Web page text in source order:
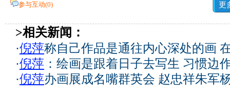
参与互动(0) 更
>相关新闻：
·倪萍称自己作品是通往内心深处的画
·倪萍 ：绘画是跟着日子去写生 习惯边
·倪萍办画展成名嘴群英会 赵忠祥朱军